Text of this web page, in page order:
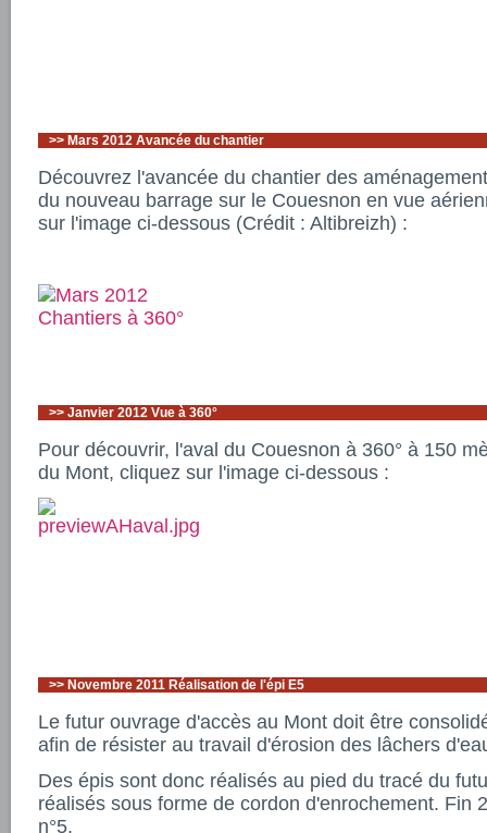
>> Mars 2012 Avancée du chantier
Découvrez l'avancée du chantier des
du nouveau barrage sur le Couesnon en vue
sur l'image ci-dessous (Crédit : Altibreizh) :
>> Janvier 2012 Vue à 360°
Pour découvrir, l'aval du Couesnon à 360° à 150
du Mont, cliquez sur l'image ci-dessous :
>> Novembre 2011 Réalisation de l'épi E5
Le futur ouvrage d'accès au Mont doit être
afin de résister au travail d'érosion des lâchers
Des épis sont donc réalisés au pied du tracé du
réalisés sous forme de cordon d'enrochement. Fin
n°5.